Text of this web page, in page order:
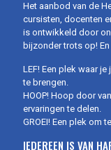
Het aanbod van de
cursisten, docenten
is ontwikkeld door
bijzonder trots op!
LEF! Een plek waar
te brengen.
HOOP! Hoop door
ervaringen te delen.
GROEI! Een plek om
IEDEREEN IS VAN